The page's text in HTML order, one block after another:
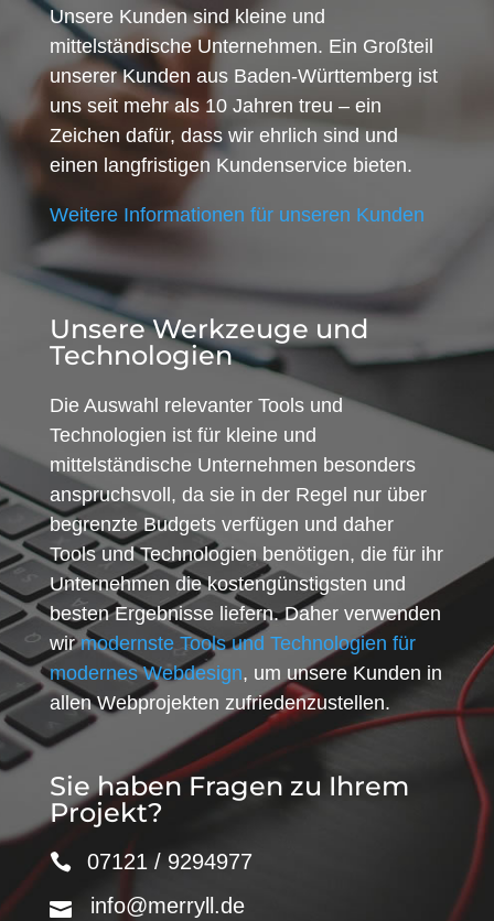
Unsere Kunden sind kleine und
mittelständische Unternehmen. Ein Großteil
unserer Kunden aus Baden-Württemberg ist
uns seit mehr als 10 Jahren treu – ein
Zeichen dafür, dass wir ehrlich sind und
einen langfristigen Kundenservice bieten.
Weitere Informationen für unseren Kunden
Unsere Werkzeuge und
Technologien
Die Auswahl relevanter Tools und
Technologien ist für kleine und
mittelständische Unternehmen besonders
anspruchsvoll, da sie in der Regel nur über
begrenzte Budgets verfügen und daher
Tools und Technologien benötigen, die für ihr
Unternehmen die kostengünstigsten und
besten Ergebnisse liefern. Daher verwenden
wirmodernste Tools und Technologien für
modernes Webdesign, um unsere Kunden in
allen Webprojekten zufriedenzustellen.
Sie haben Fragen zu Ihrem
Projekt?
07121 / 9294977
info@merryll.de